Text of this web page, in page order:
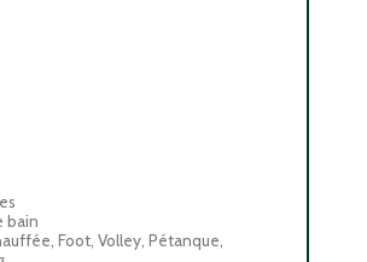
bain
Foot, Volley, Pétanque,